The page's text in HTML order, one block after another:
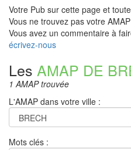
Votre Pub sur cette page et
Vous ne trouvez pas votre
Vous avez un commentaire à
écrivez-nous
Les AMAP DE
1 AMAP trouvée
L'AMAP dans votre ville :
Mots clés :